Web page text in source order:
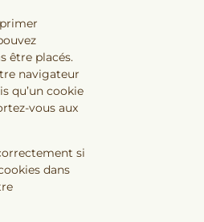
être placés.
navigateur
qu’un cookie
vous aux
si
dans